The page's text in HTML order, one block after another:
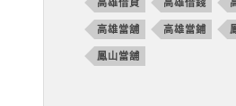
高雄當舖 高雄當鋪
鳳山當舖